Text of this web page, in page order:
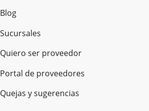
Blog
Sucursales
Quiero ser proveedor
Portal de proveedores
Quejas y sugerencias